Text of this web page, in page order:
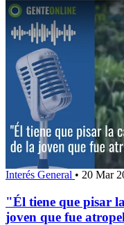
Interés General • 20 Mar
"Él tiene que pisar
joven que fue